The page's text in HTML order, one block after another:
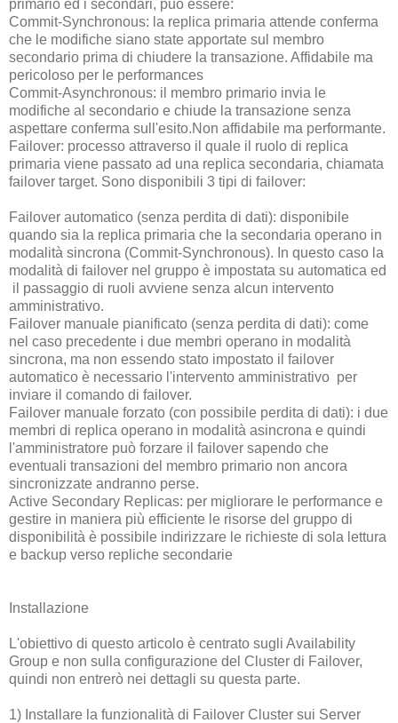
primario ed i secondari, può essere:
Commit-Synchronous: la replica primaria attende conferma
che le modifiche siano state apportate sul membro
secondario prima di chiudere la transazione. Affidabile ma
pericoloso per le performances
Commit-Asynchronous: il membro primario invia le
modifiche al secondario e chiude la transazione senza
aspettare conferma sull'esito.Non affidabile ma performante.
Failover: processo attraverso il quale il ruolo di replica
primaria viene passato ad una replica secondaria, chiamata
failover target. Sono disponibili 3 tipi di failover:
Failover automatico (senza perdita di dati): disponibile
quando sia la replica primaria che la secondaria operano in
modalità sincrona (Commit-Synchronous). In questo caso la
modalità di failover nel gruppo è impostata su automatica ed
il passaggio di ruoli avviene senza alcun intervento
amministrativo.
Failover manuale pianificato (senza perdita di dati): come
nel caso precedente i due membri operano in modalità
sincrona, ma non essendo stato impostato il failover
automatico è necessario l'intervento amministrativo per
inviare il comando di failover.
Failover manuale forzato (con possibile perdita di dati): i due
membri di replica operano in modalità asincrona e quindi
l'amministratore può forzare il failover sapendo che
eventuali transazioni del membro primario non ancora
sincronizzate andranno perse.
Active Secondary Replicas: per migliorare le performance e
gestire in maniera più efficiente le risorse del gruppo di
disponibilità è possibile indirizzare le richieste di sola lettura
e backup verso repliche secondarie
Installazione
L'obiettivo di questo articolo è centrato sugli Availability
Group e non sulla configurazione del Cluster di Failover,
quindi non entrerò nei dettagli su questa parte.
1) Installare la funzionalità di Failover Cluster sui Server